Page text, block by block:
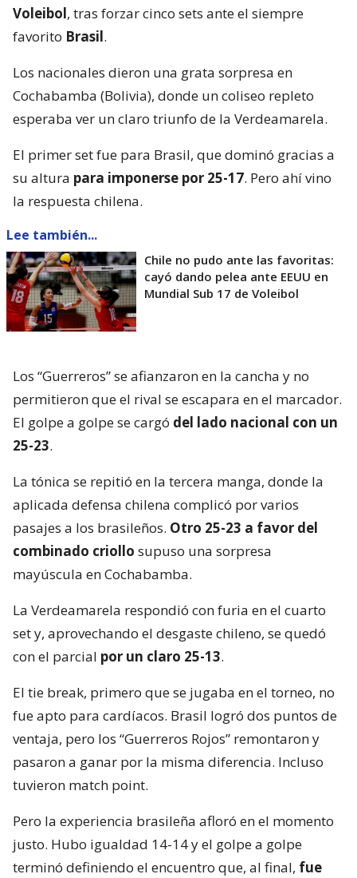
Voleibol, tras forzar cinco sets ante el siempre
favorito Brasil.
Los nacionales dieron una grata sorpresa en
Cochabamba (Bolivia), donde un coliseo repleto
esperaba ver un claro triunfo de la Verdeamarela.
El primer set fue para Brasil, que dominó gracias a
su altura para imponerse por 25-17. Pero ahí vino
la respuesta chilena.
Lee también...
Chile no pudo ante las favoritas:
cayó dando pelea ante EEUU en
Mundial Sub 17 de Voleibol
Los “Guerreros” se afianzaron en la cancha y no
permitieron que el rival se escapara en el marcador.
El golpe a golpe se cargó del lado nacional con un
25-23.
La tónica se repitió en la tercera manga, donde la
aplicada defensa chilena complicó por varios
pasajes a los brasileños. Otro 25-23 a favor del
combinado criollo supuso una sorpresa
mayúscula en Cochabamba.
La Verdeamarela respondió con furia en el cuarto
set y, aprovechando el desgaste chileno, se quedó
con el parcial por un claro 25-13.
El tie break, primero que se jugaba en el torneo, no
fue apto para cardíacos. Brasil logró dos puntos de
ventaja, pero los “Guerreros Rojos” remontaron y
pasaron a ganar por la misma diferencia. Incluso
tuvieron match point.
Pero la experiencia brasileña afloró en el momento
justo. Hubo igualdad 14-14 y el golpe a golpe
terminó definiendo el encuentro que, al final, fue